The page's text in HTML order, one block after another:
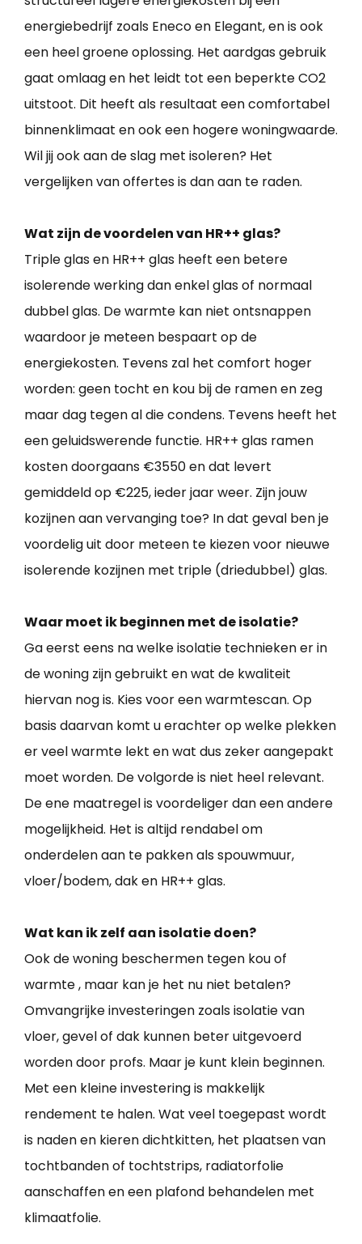
energiebedrijf zoals Eneco en Elegant, en is ook
een heel groene oplossing. Het aardgas gebruik
gaat omlaag en het leidt tot een beperkte CO2
uitstoot. Dit heeft als resultaat een comfortabel
binnenklimaat en ook een hogere woningwaarde.
Wil jij ook aan de slag met isoleren? Het
vergelijken van offertes is dan aan te raden.
Wat zijn de voordelen van HR++ glas?
Triple glas en HR++ glas heeft een betere
isolerende werking dan enkel glas of normaal
dubbel glas. De warmte kan niet ontsnappen
waardoor je meteen bespaart op de
energiekosten. Tevens zal het comfort hoger
worden: geen tocht en kou bij de ramen en zeg
maar dag tegen al die condens. Tevens heeft het
een geluidswerende functie. HR++ glas ramen
kosten doorgaans €3550 en dat levert
gemiddeld op €225, ieder jaar weer. Zijn jouw
kozijnen aan vervanging toe? In dat geval ben je
voordelig uit door meteen te kiezen voor nieuwe
isolerende kozijnen met triple (driedubbel) glas.
Waar moet ik beginnen met de isolatie?
Ga eerst eens na welke isolatie technieken er in
de woning zijn gebruikt en wat de kwaliteit
hiervan nog is. Kies voor een warmtescan. Op
basis daarvan komt u erachter op welke plekken
er veel warmte lekt en wat dus zeker aangepakt
moet worden. De volgorde is niet heel relevant.
De ene maatregel is voordeliger dan een andere
mogelijkheid. Het is altijd rendabel om
onderdelen aan te pakken als spouwmuur,
vloer/bodem, dak en HR++ glas.
Wat kan ik zelf aan isolatie doen?
Ook de woning beschermen tegen kou of
warmte , maar kan je het nu niet betalen?
Omvangrijke investeringen zoals isolatie van
vloer, gevel of dak kunnen beter uitgevoerd
worden door profs. Maar je kunt klein beginnen.
Met een kleine investering is makkelijk
rendement te halen. Wat veel toegepast wordt
is naden en kieren dichtkitten, het plaatsen van
tochtbanden of tochtstrips, radiatorfolie
aanschaffen en een plafond behandelen met
klimaatfolie.